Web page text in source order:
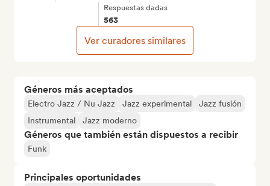
Géneros más aceptados
Electro Jazz / Nu Jazz Jazz experimental
Jazz fusión
Instrumental
Jazz moderno
Géneros que también están dispuestos a recibir
Funk
Principales oportunidades
Respuestas dadas
563
Ver curadores similares